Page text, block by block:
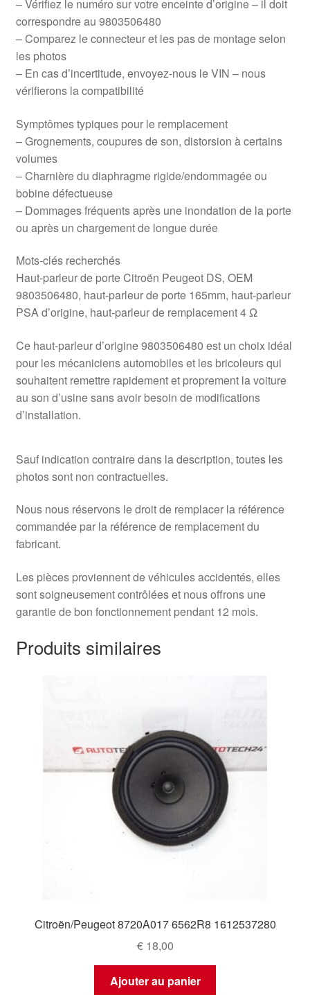
– Vérifiez le numéro sur votre enceinte d’origine – il doit
correspondre au 9803506480
– Comparez le connecteur et les pas de montage selon
les photos
– En cas d’incertitude, envoyez-nous le VIN – nous
vérifierons la compatibilité
Symptômes typiques pour le remplacement
– Grognements, coupures de son, distorsion à certains
volumes
– Charnière du diaphragme rigide/endommagée ou
bobine défectueuse
– Dommages fréquents après une inondation de la porte
ou après un chargement de longue durée
Mots-clés recherchés
Haut-parleur de porte Citroën Peugeot DS, OEM
9803506480, haut-parleur de porte 165mm, haut-parleur
PSA d’origine, haut-parleur de remplacement 4 Ω
Ce haut-parleur d’origine 9803506480 est un choix idéal
pour les mécaniciens automobiles et les bricoleurs qui
souhaitent remettre rapidement et proprement la voiture
au son d’usine sans avoir besoin de modifications
d’installation.
Sauf indication contraire dans la description, toutes les
photos sont non contractuelles.
Nous nous réservons le droit de remplacer la référence
commandée par la référence de remplacement du
fabricant.
Les pièces proviennent de véhicules accidentés, elles
sont soigneusement contrôlées et nous offrons une
garantie de bon fonctionnement pendant 12 mois.
Produits similaires
Citroën/Peugeot 8720A017 6562R8 1612537280
€18,00
Ajouter au panier